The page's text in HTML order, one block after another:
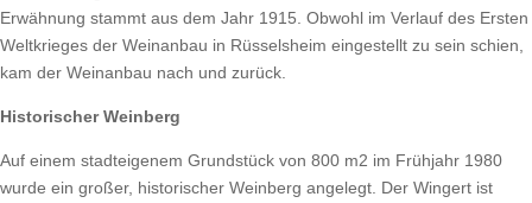
Erwähnung stammt aus dem Jahr 1915. Obwohl im Verlauf des Ersten
Weltkrieges der Weinanbau in Rüsselsheim eingestellt zu sein schien,
kam der Weinanbau nach und zurück.
Historischer Weinberg
Auf einem stadteigenem Grundstück von 800 m2 im Frühjahr 1980
wurde ein großer, historischer Weinberg angelegt. Der Wingert ist